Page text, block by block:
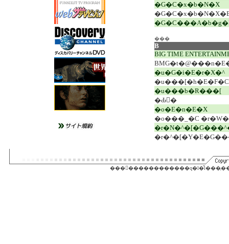
�G�C�x�b�N�X
���
B
BIG TIME
�u�G�i�E�r�X�^
�u���[�h�E�F�C
�u���b�R���[
�Ԃ񂩎�
�o�E�n�E�X
�o���_�C